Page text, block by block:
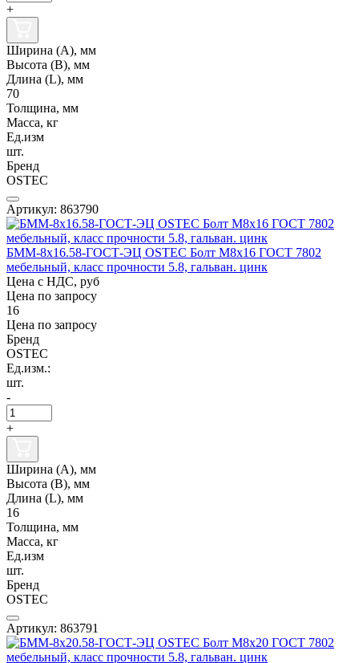
+
Ширина (А), мм
Высота (В), мм
Длина (L), мм
70
Толщина, мм
Масса, кг
Ед.изм
шт.
Бренд
OSTEC
Артикул: 863790
БММ-8х16.58-ГОСТ-ЭЦ OSTEC Болт М8х16 ГОСТ 7802
мебельный, класс прочности 5.8, гальван. цинк
Цена с НДС, руб
Цена по запросу
16
Цена по запросу
Бренд
OSTEC
Ед.изм.:
шт.
-
+
Ширина (А), мм
Высота (В), мм
Длина (L), мм
16
Толщина, мм
Масса, кг
Ед.изм
шт.
Бренд
OSTEC
Артикул: 863791